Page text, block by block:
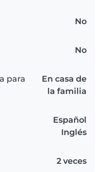
No
No
para
En casa de
la familia
Español
Inglés
2 veces